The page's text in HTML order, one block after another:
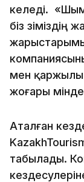
келеді.
біз
мен
жоғары
Аталған
табылады.